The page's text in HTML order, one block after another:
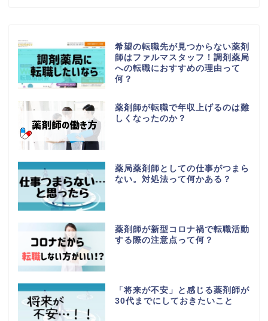
希望の転職先が見つからない薬剤
師はファルマスタッフ！調剤薬局
への転職におすすめの理由って
何？
薬剤師が転職で年収上げるのは難
しくなったのか？
薬局薬剤師としての仕事がつまら
ない。対処法って何かある？
薬剤師が新型コロナ禍で転職活動
する際の注意点って何？
「将来が不安」と感じる薬剤師が
30代までにしておきたいこと